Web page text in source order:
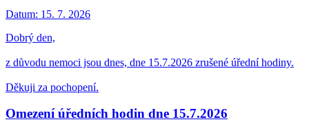
Datum: 15. 7. 2026
Dobrý den,
z důvodu nemoci jsou dnes, dne 15.7.2026 zrušené úřední hodiny.
Děkuji za pochopení.
Omezení úředních hodin dne 15.7.2026